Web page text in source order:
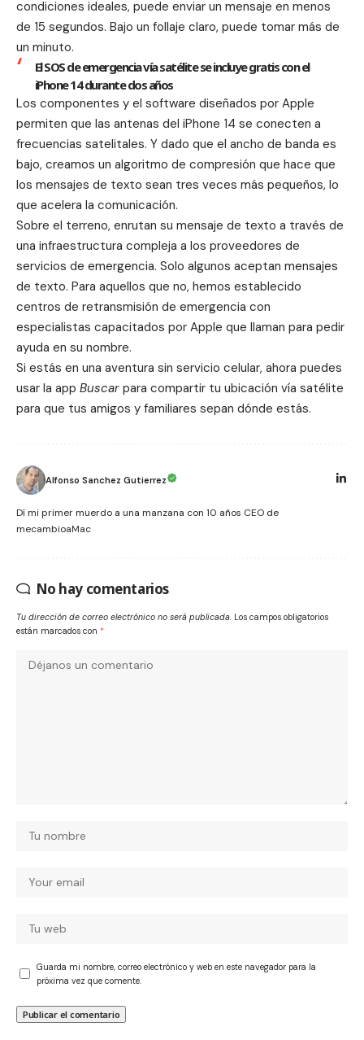
condiciones ideales, puede enviar un mensaje en menos
de 15 segundos. Bajo un follaje claro, puede tomar más de
un minuto.
El SOS de emergencia vía satélite se incluye gratis con el
iPhone 14 durante dos años
Los componentes y el software diseñados por Apple
permiten que las antenas del iPhone 14 se conecten a
frecuencias satelitales. Y dado que el ancho de banda es
bajo, creamos un algoritmo de compresión que hace que
los mensajes de texto sean tres veces más pequeños, lo
que acelera la comunicación.
Sobre el terreno, enrutan su mensaje de texto a través de
una infraestructura compleja a los proveedores de
servicios de emergencia. Solo algunos aceptan mensajes
de texto. Para aquellos que no, hemos establecido
centros de retransmisión de emergencia con
especialistas capacitados por Apple que llaman para pedir
ayuda en su nombre.
Si estás en una aventura sin servicio celular, ahora puedes
usar la app Buscar para compartir tu ubicación vía satélite
para que tus amigos y familiares sepan dónde estás.
Alfonso Sanchez Gutierrez
Dí mi primer muerdo a una manzana con 10 años CEO de
mecambioaMac
No hay comentarios
Tu dirección de correo electrónico no será publicada. Los campos obligatorios
están marcados con *
Guarda mi nombre, correo electrónico y web en este navegador para la
próxima vez que comente.